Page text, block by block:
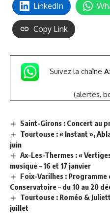
LinkedIn
Copy Link
Suivez la chaîne
(alertes,
Saint-Girons : Concert au
Tourtouse : « Instant »,
juin
Ax-Les-Thermes : «
musique – 16 et 17 janvier
Foix-Varilhes : Programme
Conservatoire – du 10 au 20
Tourtouse : Roméo &
juillet